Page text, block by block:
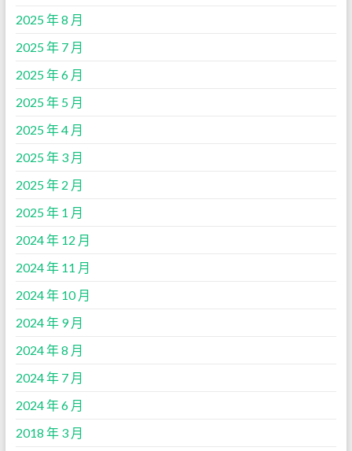
2025 年 8 月
2025 年 7 月
2025 年 6 月
2025 年 5 月
2025 年 4 月
2025 年 3 月
2025 年 2 月
2025 年 1 月
2024 年 12 月
2024 年 11 月
2024 年 10 月
2024 年 9 月
2024 年 8 月
2024 年 7 月
2024 年 6 月
2018 年 3 月